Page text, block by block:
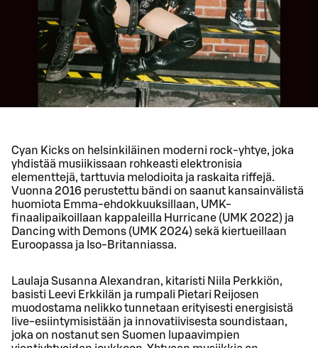
Cyan Kicks on helsinkiläinen moderni rock-yhtye, joka
yhdistää musiikissaan rohkeasti elektronisia
elementtejä, tarttuvia melodioita ja raskaita riffejä.
Vuonna 2016 perustettu bändi on saanut kansainvälistä
huomiota Emma-ehdokkuuksillaan, UMK-
finaalipaikoillaan kappaleilla Hurricane (UMK 2022) ja
Dancing with Demons (UMK 2024) sekä kiertueillaan
Euroopassa ja Iso-Britanniassa.
Laulaja Susanna Alexandran, kitaristi Niila Perkkiön,
basisti Leevi Erkkilän ja rumpali Pietari Reijosen
muodostama nelikko tunnetaan erityisesti energisistä
live-esiintymisistään ja innovatiivisesta soundistaan,
joka on nostanut sen Suomen lupaavimpien